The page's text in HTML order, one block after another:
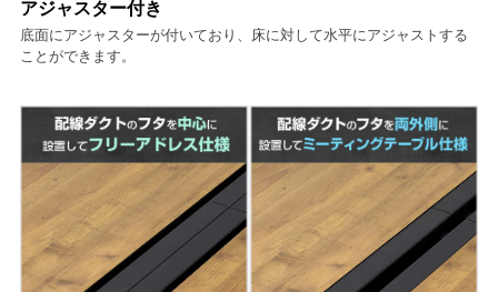
アジャスター付き
底面にアジャスターが付いており、床に対して水平にアジャストする
ことができます。